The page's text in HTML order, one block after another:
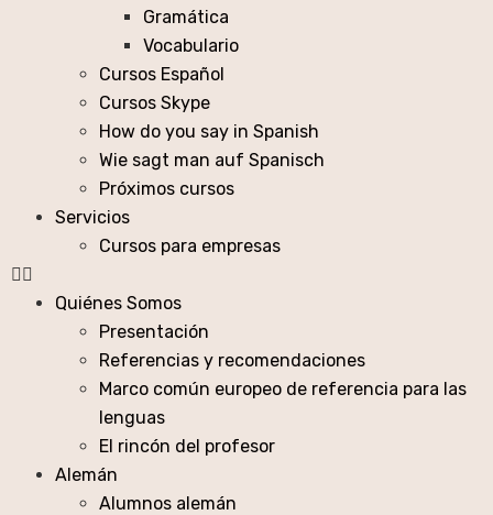
Gramática
Vocabulario
Cursos Español
Cursos Skype
How do you say in Spanish
Wie sagt man auf Spanisch
Próximos cursos
Servicios
Cursos para empresas
Quiénes Somos
Presentación
Referencias y recomendaciones
Marco común europeo de referencia para las
lenguas
El rincón del profesor
Alemán
Alumnos alemán